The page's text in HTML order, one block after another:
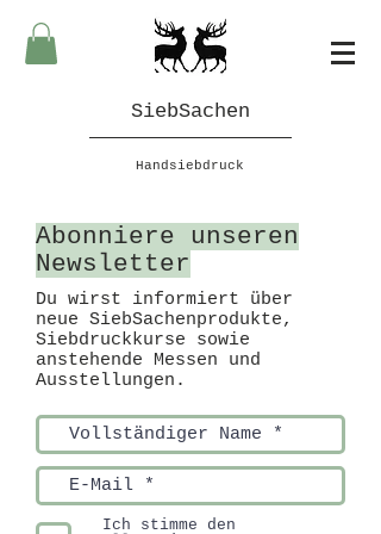
SiebSachen
Handsiebdruck
Abonniere unseren
Newsletter
Du wirst informiert über
neue SiebSachenprodukte,
Siebdruckkurse sowie
anstehende Messen und
Ausstellungen.
Ich stimme den